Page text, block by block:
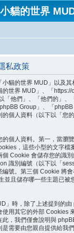
小貓的世界
私政策
貓的世界 MUD」以及
世界 MUD」、「https://
「他們」、「他們的」、
Group」、「
個人資料（以下以「您
個人資料。第一，當瀏
，這些小型的文字檔
Cookie 會儲存您的識別
識別編號（以下以「
號。第三個 Cookie 將
並且儲存哪一些主題已被
」時，除了上述提到的由
用其它的外部 Cookies
，我們僅會說明與
需要由您親自提供給我